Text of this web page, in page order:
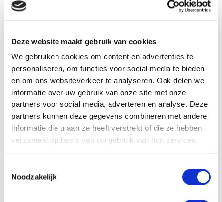
Deze website maakt gebruik van cookies
We gebruiken cookies om content en advertenties te
personaliseren, om functies voor social media te bieden
en om ons websiteverkeer te analyseren. Ook delen we
informatie over uw gebruik van onze site met onze
partners voor social media, adverteren en analyse. Deze
partners kunnen deze gegevens combineren met andere
informatie die u aan ze heeft verstrekt of die ze hebben
verzameld op basis van uw gebruik van hun services.
Noodzakelijk
Heeft u een vraag?
Wilt u een afspraak maken? Of heeft u nog andere
vragen? Wij vertellen graag wat we voor u kunnen
betekenen.
0475-351919